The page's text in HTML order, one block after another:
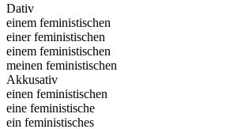
Dativ
einem feministischen
einer feministischen
einem feministischen
meinen feministischen
Akkusativ
einen feministischen
eine feministische
ein feministisches